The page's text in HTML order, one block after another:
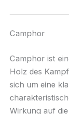
Camphor
Camphor ist
Holz des
sich um eine
Wirkung auf